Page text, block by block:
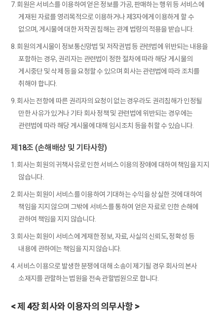
7. 회원은 서비스를 이용하여 얻은 정보를 가공, 판매하는 행위 등 서비스에
게재된 자료를 영리목적으로 이용하거나 제3자에게 이용하게 할 수
없으며, 게시물에 대한 저작권 침해는 관계 법령의 적용을 받습니다.
8. 회원의 게시물이 정보통신망법 및 저작권법 등 관련법에 위반되는 내용을
포함하는 경우, 권리자는 관련법이 정한 절차에 따라 해당 게시물의
게시중단 및 삭제 등을 요청할 수 있으며 회사는 관련법에 따라 조치를
취해야 합니다.
9. 회사는 전항에 따른 권리자의 요청이 없는 경우라도 권리침해가 인정될
만한 사유가 있거나 기타 회사 정책 및 관련법에 위반되는 경우에는
관련법에 따라 해당 게시물에 대해 임시조치 등을 취할 수 있습니다.
제18조 (손해배상 및 기타사항)
1. 회사는 회원의 귀책사유로 인한 서비스 이용의 장애에 대하여 책임을 지지
않습니다.
2. 회사는 회원이 서비스를 이용하여 기대하는 수익을 상실한 것에 대하여
책임을 지지 않으며 그밖에 서비스를 통하여 얻은 자료로 인한 손해에
관하여 책임을 지지 않습니다.
3. 회사는 회원이 서비스에 게재한 정보, 자료, 사실의 신뢰도, 정확성 등
내용에 관하여는 책임을 지지 않습니다.
4. 서비스 이용으로 발생한 분쟁에 대해 소송이 제기될 경우 회사의 본사
소재지를 관할하는 법원을 전속 관할법원으로 합니다.
< 제 4장 회사와 이용자의 의무사항 >